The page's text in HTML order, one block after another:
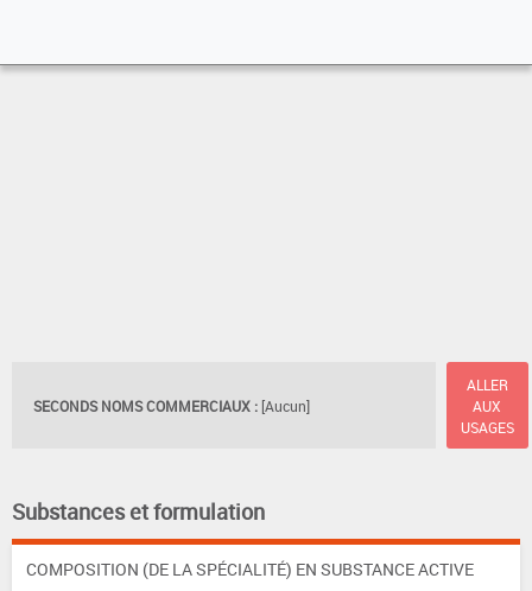
SECONDS NOMS COMMERCIAUX : [Aucun]
ALLER
AUX
USAGES
Substances et formulation
COMPOSITION (DE LA SPÉCIALITÉ) EN SUBSTANCE ACTIVE